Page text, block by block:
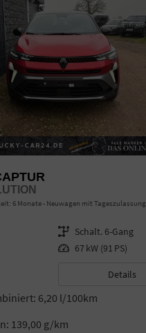
6 Monate Neuwagen mit Tageszulassung
Getriebe Schalt. 6-Gang
Leistung 67 kW (91 PS)
Details
6,20 l/100km
139,00 g/km